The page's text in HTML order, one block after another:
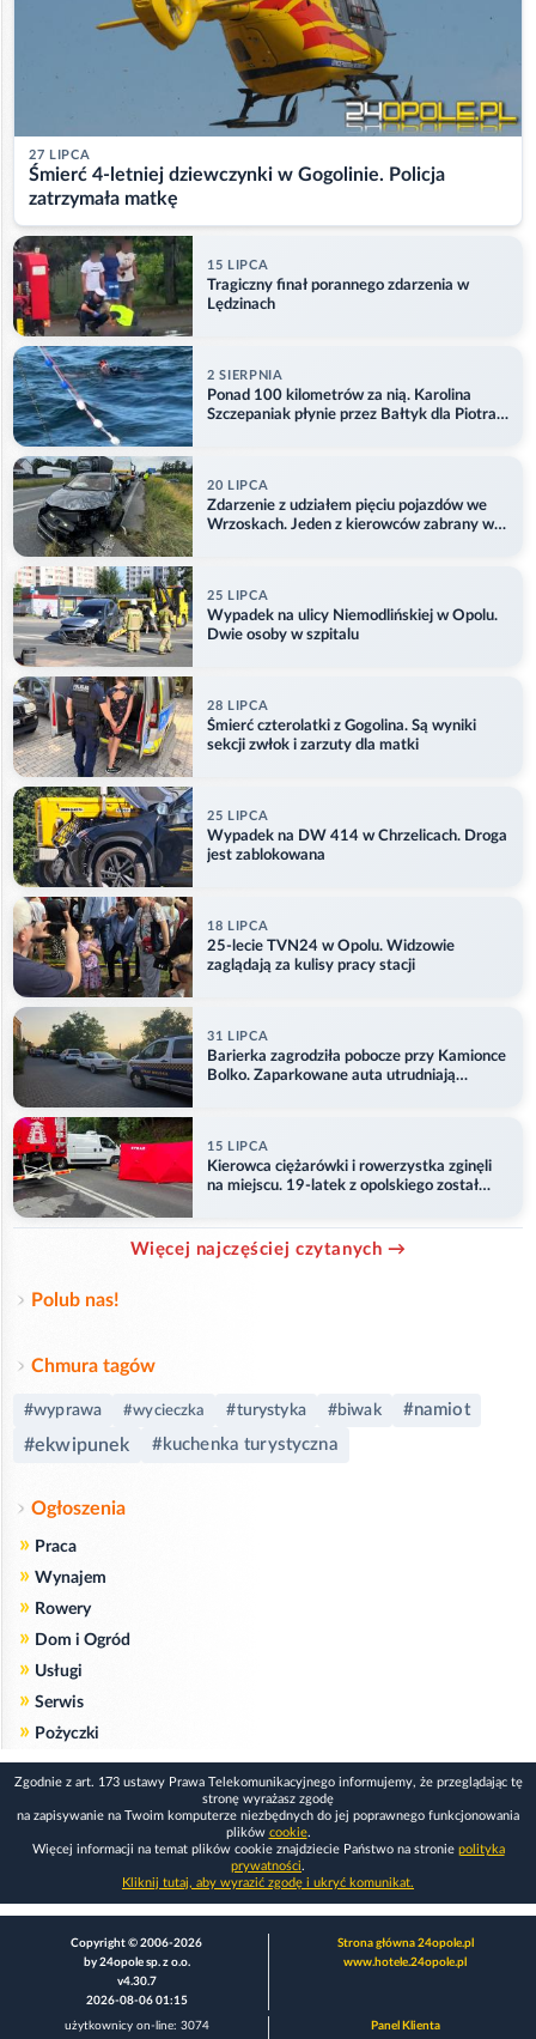
27 LIPCA
Śmierć 4-letniej dziewczynki w Gogolinie. Policja
zatrzymała matkę
15 LIPCA
Tragiczny finał porannego zdarzenia w
Lędzinach
2 SIERPNIA
Ponad 100 kilometrów za nią. Karolina
Szczepaniak płynie przez Bałtyk dla Piotra.
20 LIPCA
Zdarzenie z udziałem pięciu pojazdów we
Wrzoskach. Jeden z kierowców zabrany w
25 LIPCA
Wypadek na ulicy Niemodlińskiej w Opolu.
Dwie osoby w szpitalu
28 LIPCA
Śmierć czterolatki z Gogolina. Są wyniki
sekcji zwłok i zarzuty dla matki
25 LIPCA
Wypadek na DW 414 w Chrzelicach. Droga
jest zablokowana
18 LIPCA
25-lecie TVN24 w Opolu. Widzowie
zaglądają za kulisy pracy stacji
31 LIPCA
Barierka zagrodziła pobocze przy Kamionce
Bolko. Zaparkowane auta utrudniają
15 LIPCA
Kierowca ciężarówki i rowerzystka zginęli
na miejscu. 19-latek z opolskiego został
Więcej najczęściej czytanych →
Polub nas!
Chmura tagów
#wyprawa #wycieczka #turystyka #biwak #namiot
#ekwipunek #kuchenka turystyczna
Ogłoszenia
» Praca
» Wynajem
» Rowery
» Dom i Ogród
» Usługi
» Serwis
» Pożyczki
Zgodnie z art. 173 ustawy Prawa Telekomunikacyjnego informujemy, że przeglądając tę
stronę wyrażasz zgodę
na zapisywanie na Twoim komputerze niezbędnych do jej poprawnego funkcjonowania
plików cookie.
Więcej informacji na temat plików cookie znajdziecie Państwo na stronie polityka
prywatności.
Kliknij tutaj, aby wyrazić zgodę i ukryć komunikat.
Copyright © 2006-2026
by 24opole sp. z o.o.
v4.30.7
2026-08-06 01:15
Strona główna 24opole.pl
www.hotele.24opole.pl
użytkownicy on-line: 3074 Panel Klienta